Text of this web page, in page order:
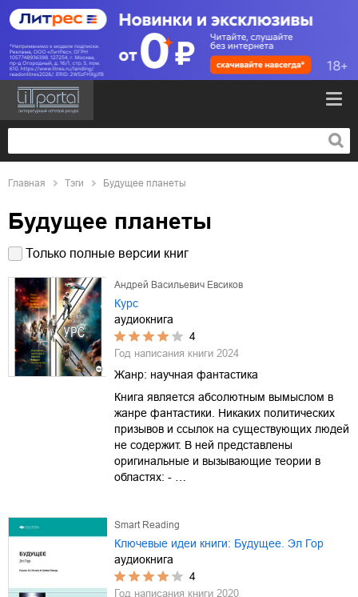
Главная Тэги Будущее планеты
Будущее планеты
Только полные версии книг
Андрей Васильевич Евсиков
Курс
аудиокнига
4
Год написания книги 2024
Жанр: научная фантастика
Книга является абсолютным вымыслом в
жанре фантастики. Никаких политических
призывов и ссылок на существующих людей
не содержит. В ней представлены
оригинальные и вызывающие теории в
областях: - …
Smart Reading
Ключевые идеи книги: Будущее. Эл Гор
аудиокнига
4
Год написания книги 2020